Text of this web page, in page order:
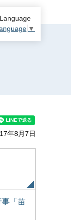
▼
年8月7日
事「苗